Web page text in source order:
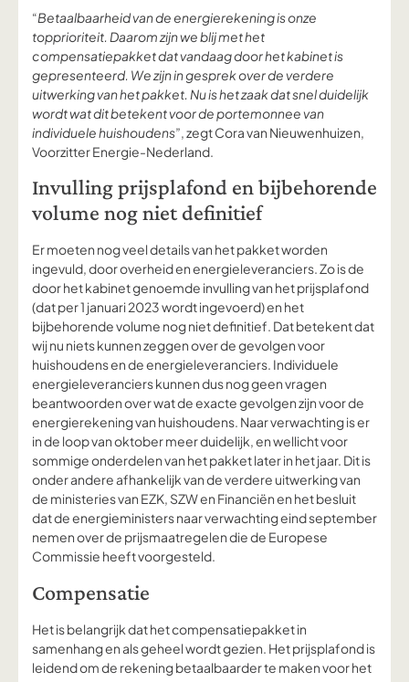
“Betaalbaarheid van de energierekening is onze
topprioriteit. Daarom zijn we blij met het
compensatiepakket dat vandaag door het kabinet is
gepresenteerd. We zijn in gesprek over de verdere
uitwerking van het pakket. Nu is het zaak dat snel duidelijk
wordt wat dit betekent voor de portemonnee van
individuele huishoudens”, zegt Cora van Nieuwenhuizen,
Voorzitter Energie-Nederland.
Invulling prijsplafond en bijbehorende
volume nog niet definitief
Er moeten nog veel details van het pakket worden
ingevuld, door overheid en energieleveranciers. Zo is de
door het kabinet genoemde invulling van het prijsplafond
(dat per 1 januari 2023 wordt ingevoerd) en het
bijbehorende volume nog niet definitief. Dat betekent dat
wij nu niets kunnen zeggen over de gevolgen voor
huishoudens en de energieleveranciers. Individuele
energieleveranciers kunnen dus nog geen vragen
beantwoorden over wat de exacte gevolgen zijn voor de
energierekening van huishoudens. Naar verwachting is er
in de loop van oktober meer duidelijk, en wellicht voor
sommige onderdelen van het pakket later in het jaar. Dit is
onder andere afhankelijk van de verdere uitwerking van
de ministeries van EZK, SZW en Financiën en het besluit
dat de energieministers naar verwachting eind september
nemen over de prijsmaatregelen die de Europese
Commissie heeft voorgesteld.
Compensatie
Het is belangrijk dat het compensatiepakket in
samenhang en als geheel wordt gezien. Het prijsplafond is
leidend om de rekening betaalbaarder te maken voor het